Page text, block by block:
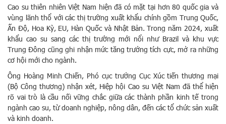
Cao su thiên nhiên Việt Nam hiện đã có mặt tại hơn 80 quốc gia và
vùng lãnh thổ với các thị trường xuất khẩu chính gồm Trung Quốc,
Ấn Độ, Hoa Kỳ, EU, Hàn Quốc và Nhật Bản. Trong năm 2024, xuất
khẩu cao su sang các thị trường mới nổi như Brazil và khu vực
Trung Đông cũng ghi nhận mức tăng trưởng tích cực, mở ra những
cơ hội mới cho ngành.
Ông Hoàng Minh Chiến, Phó cục trưởng Cục Xúc tiến thương mại
(Bộ Công thương) nhận xét, Hiệp hội Cao su Việt Nam đã thể hiện
rõ vai trò là cầu nối vững chắc giữa các thành phần kinh tế trong
ngành cao su, từ doanh nghiệp, nông dân, đến các tổ chức sản xuất
và kinh doanh.